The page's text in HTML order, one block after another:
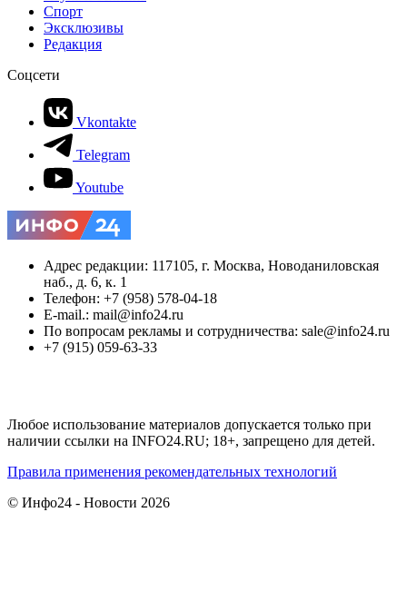
Спорт
Эксклюзивы
Редакция
Соцсети
Vkontakte
Telegram
Youtube
Адрес редакции: 117105, г. Москва, Новоданиловская
наб., д. 6, к. 1
Телефон: +7 (958) 578-04-18
E-mail.: mail@info24.ru
По вопросам рекламы и сотрудничества: sale@info24.ru
+7 (915) 059-63-33
Любое использование материалов допускается только при
наличии ссылки на INFO24.RU; 18+, запрещено для детей.
Правила применения рекомендательных технологий
© Инфо24 - Новости 2026